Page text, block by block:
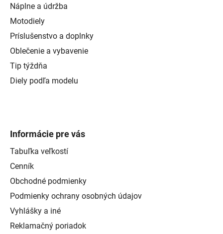
Náplne a údržba
Motodiely
Príslušenstvo a doplnky
Oblečenie a vybavenie
Tip týždňa
Diely podľa modelu
Informácie pre vás
Tabuľka veľkostí
Cenník
Obchodné podmienky
Podmienky ochrany osobných údajov
Vyhlášky a iné
Reklamačný poriadok